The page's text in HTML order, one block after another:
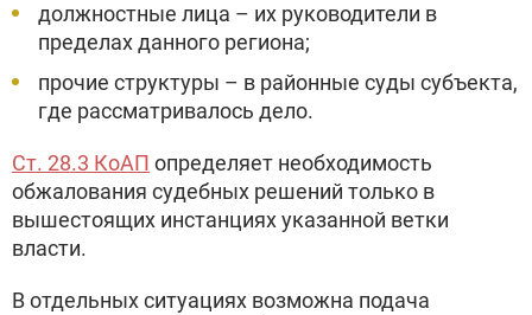
должностные лица – их руководители в
пределах данного региона;
прочие структуры – в районные суды субъекта,
где рассматривалось дело.
Ст. 28.3 КоАП определяет необходимость
обжалования судебных решений только в
вышестоящих инстанциях указанной ветки
власти.
В отдельных ситуациях возможна подача